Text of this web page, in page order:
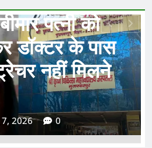
में मां
पूजा संपन्न,
कल्याण की हुई